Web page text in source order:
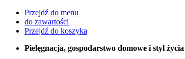
Przejdź do menu
do zawartości
Przejdź do koszyka
Pielęgnacja, gospodarstwo domowe i styl życia